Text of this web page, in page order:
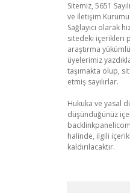
Sitemiz, 5651
ve İletişim
Sağlayıcı olarak
sitedeki içerikleri
araştırma
üyelerimiz
taşımakta olup,
etmiş sayılırlar.
Hukuka ve yasal
düşündüğünüz
halinde, ilgili
kaldırılacaktır.